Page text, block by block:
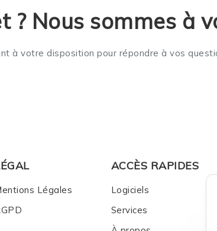
? Nous sommes à
à votre disposition pour répondre à vos
Légales
ACCÈS RAPIDES
Logiciels
Services